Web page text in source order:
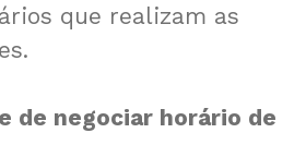
que realizam as
de negociar horário de